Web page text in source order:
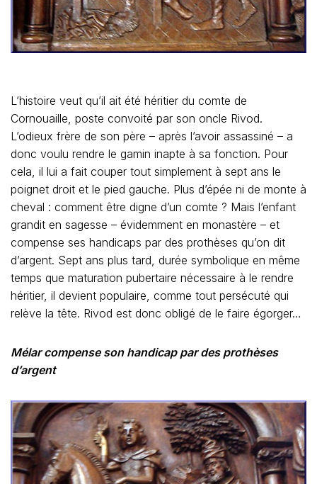
L’histoire veut qu’il ait été héritier du comte de
Cornouaille, poste convoité par son oncle Rivod.
L’odieux frère de son père – après l’avoir assassiné – a
donc voulu rendre le gamin inapte à sa fonction. Pour
cela, il lui a fait couper tout simplement à sept ans le
poignet droit et le pied gauche. Plus d’épée ni de monte à
cheval : comment être digne d’un comte ? Mais l’enfant
grandit en sagesse – évidemment en monastère – et
compense ses handicaps par des prothèses qu’on dit
d’argent. Sept ans plus tard, durée symbolique en même
temps que maturation pubertaire nécessaire à le rendre
héritier, il devient populaire, comme tout persécuté qui
relève la tête. Rivod est donc obligé de le faire égorger…
Mélar compense son handicap par des prothèses
d’argent